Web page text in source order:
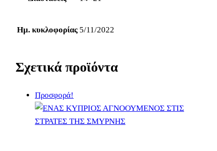
Ημ. κυκλοφορίας 5/11/2022
Σχετικά προϊόντα
Προσφορά!